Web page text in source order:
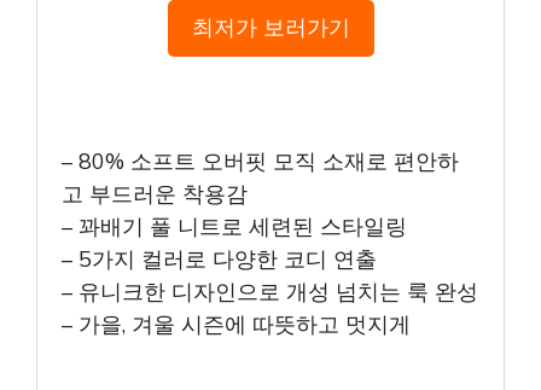
최저가 보러가기
– 80% 소프트 오버핏 모직 소재로 편안하
고 부드러운 착용감
– 꽈배기 풀 니트로 세련된 스타일링
– 5가지 컬러로 다양한 코디 연출
– 유니크한 디자인으로 개성 넘치는 룩 완성
– 가을, 겨울 시즌에 따뜻하고 멋지게